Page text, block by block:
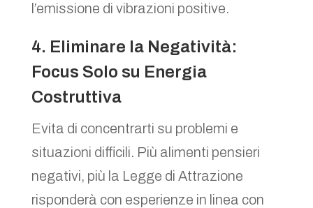
l’emissione di vibrazioni positive.
4. Eliminare la Negatività:
Focus Solo su Energia
Costruttiva
Evita di concentrarti su problemi e
situazioni difficili. Più alimenti pensieri
negativi, più la Legge di Attrazione
risponderà con esperienze in linea con